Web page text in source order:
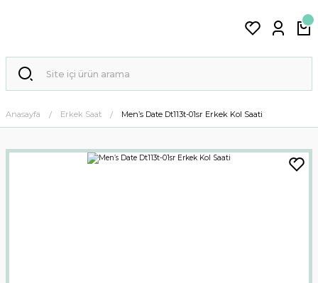
Anasayfa Erkek Saat Men’s Date Dt113t-01sr Erkek Kol Saati